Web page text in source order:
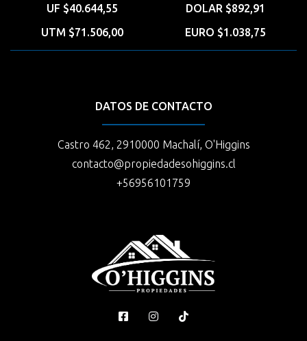
UF $40.644,55
DOLAR $892,91
UTM $71.506,00
EURO $1.038,75
DATOS DE CONTACTO
Castro 462, 2910000 Machalí, O'Higgins
contacto@propiedadesohiggins.cl
+56956101759